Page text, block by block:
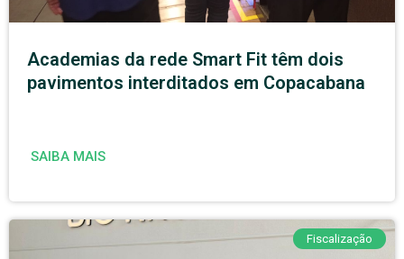
Academias da rede Smart Fit têm dois
pavimentos interditados em Copacabana
SAIBA MAIS
Fiscalização